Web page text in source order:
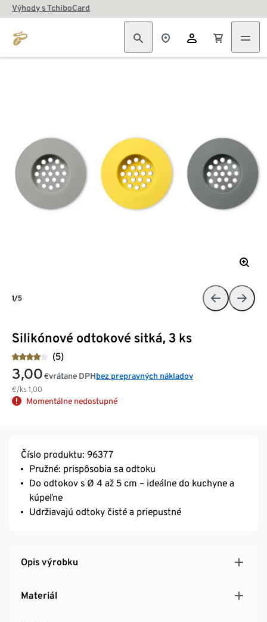
Výhody s TchiboCard
Silikónové odtokové sitká, 3 ks
(5)
3,00 €
€/ks 1,00
vrátane DPHbez prepravných nákladov
Momentálne nedostupné
1/5
Číslo produktu: 96377
Pružné: prispôsobia sa odtoku
Do odtokov s Ø 4 až 5 cm – ideálne do kuchyne a
kúpeľne
Udržiavajú odtoky čisté a priepustné
Opis výrobku
Materiál